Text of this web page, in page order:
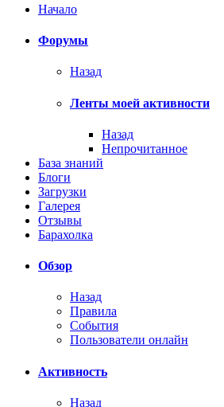
Начало
Форумы
Назад
Ленты моей активности
Назад
Непрочитанное
База знаний
Блоги
Загрузки
Галерея
Отзывы
Барахолка
Обзор
Назад
Правила
События
Пользователи онлайн
Активность
Назад